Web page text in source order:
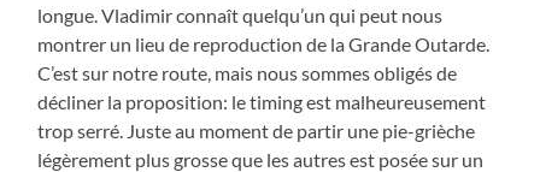
longue. Vladimir connaît quelqu’un qui peut nous
montrer un lieu de reproduction de la Grande Outarde.
C’est sur notre route, mais nous sommes obligés de
décliner la proposition: le timing est malheureusement
trop serré. Juste au moment de partir une pie-grièche
légèrement plus grosse que les autres est posée sur un